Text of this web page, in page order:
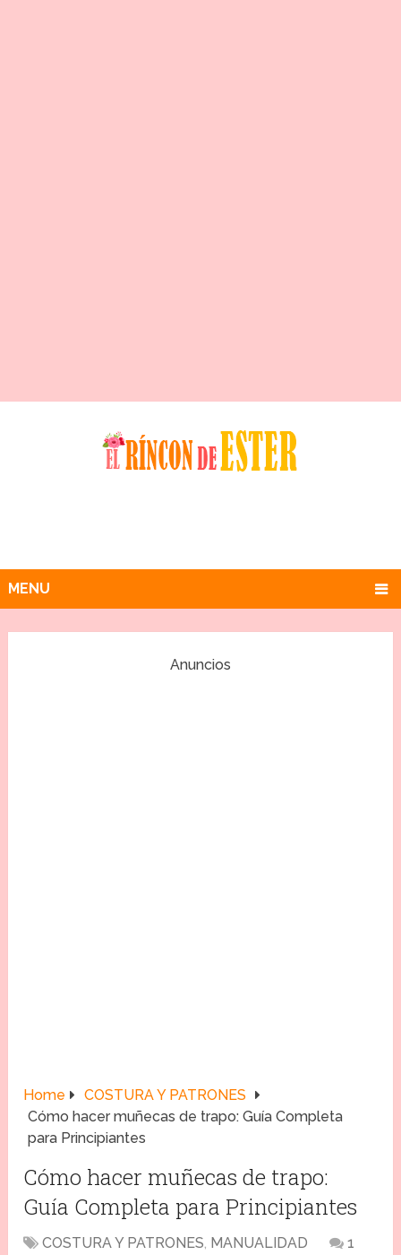
MENU
Anuncios
Home
COSTURA Y PATRONES
Cómo hacer muñecas de trapo: Guía Completa
para Principiantes
Cómo hacer muñecas de trapo:
Guía Completa para Principiantes
COSTURA Y PATRONES, MANUALIDAD
1